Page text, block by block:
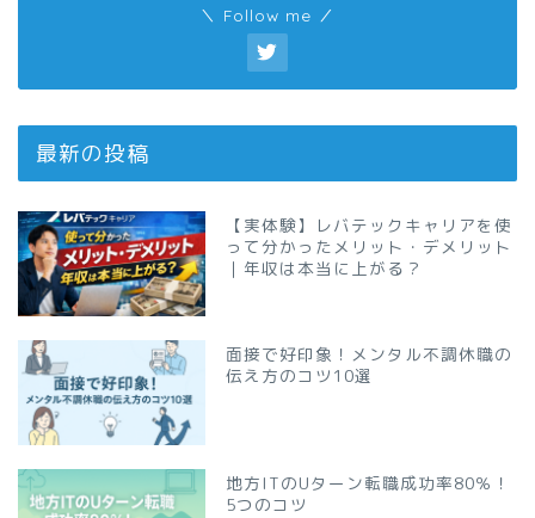
＼ Follow me ／
最新の投稿
【実体験】レバテックキャリアを使
って分かったメリット・デメリット
｜年収は本当に上がる？
面接で好印象！メンタル不調休職の
伝え方のコツ10選
地方ITのUターン転職成功率80％！
5つのコツ